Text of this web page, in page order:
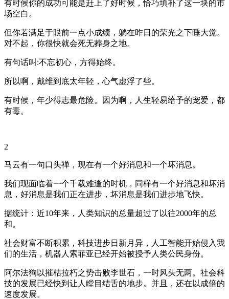
有时候你的成功可能是赶上了好时候，恰巧填补了这一块的市
场空白。
但你若满足于眼前一点小成绩，躺在昨日的荣光之下睡大觉。
对不起，你很快就会死无葬身之地。
有句话叫:不忘初心，方得始终。
所以啊，戴维到底太年轻，心气虚浮了些。
有时候，年少得志最危险。因为啊，人生轻易给予的宠爱，都
有毒。
2
马云有一句口头禅，现在有一个好消息和一个坏消息。
我们现面临着一个千载难逢的时机，同样有一个好消息和坏消
息，好消息是我们正在进步，坏消息是我们进步地飞快。
据统计：近10年来，人类知识的总量超过了以往2000年的总
和。
社会财富不断积累，科技进步日新月异，人工智能开始侵入我
们的生活，机器人索菲亚已经开始被授予人类公民身份。
阿尔法狗以摧枯拉朽之势击败李世石，一时风头无两。社会科
技的发展已经快到让人瞠目结舌的地步。并且，还在以成倍的
速度发展。